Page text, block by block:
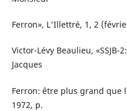
Ferron», L'Illettré, 1, 2
Victor-Lévy Beaulieu,
Jacques
Ferron: être plus grand que
1972, p.